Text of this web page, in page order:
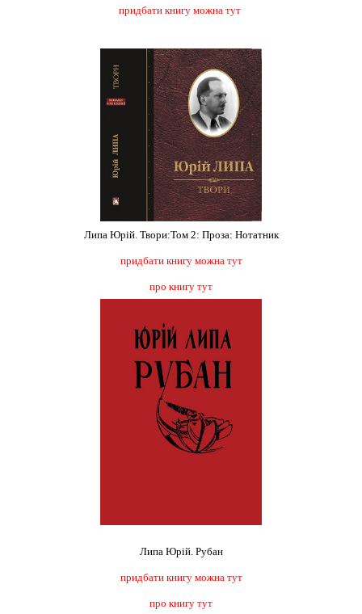
придбати книгу можна тут
Липа Юрій. Твори:Том 2: Проза: Нотатник
придбати книгу можна тут
про книгу тут
Липа Юрій. Рубан
придбати книгу можна тут
про книгу тут